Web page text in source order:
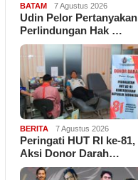
BATAM 7 Agustus 2026
Udin Pelor Pertanyakan
Perlindungan Hak …
BERITA 7 Agustus 2026
Peringati HUT RI ke-81,
Aksi Donor Darah…